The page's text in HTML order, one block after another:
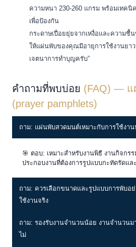
ความหนา 230-260 แกรม พร้อมเทคนิ
เพื่อป้องกัน
กระดาษเปื่อยยุ่ยจากเหงื่อและความ
ให้แผ่นพับของคุณมีอายุการใช้งานยา
เจตนาการทำบุญครับ”
คำถามที่พบบ่อย (FAQ) —
(prayer pamphlets)
ถาม: แผ่นพับสวดมนต์เหมาะกับการใช้งาน
🎯 ตอบ: เหมาะสำหรับงานพิธี งานกิจกร
ประกอบงานที่ต้องการรูปแบบกะทัดรัดแล
ถาม: ควรเลือกขนาดและรูปแบบการพับอย่
ใช้งานจริง
ถาม: รองรับงานจำนวนน้อย งานจำนวนม
ไม่